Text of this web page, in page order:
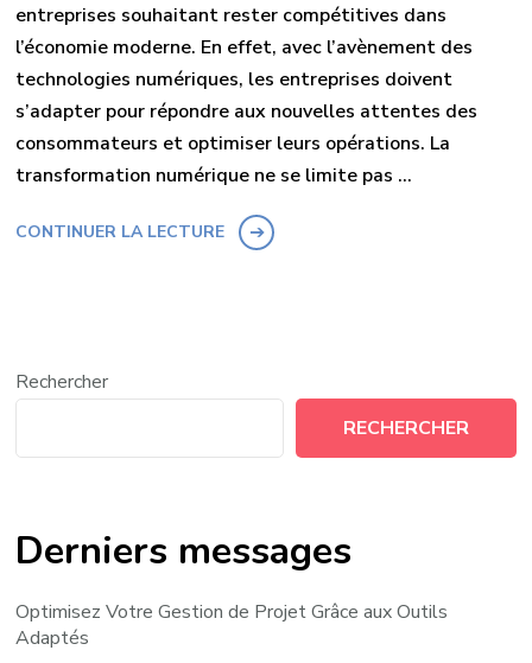
entreprises souhaitant rester compétitives dans
l’économie moderne. En effet, avec l’avènement des
technologies numériques, les entreprises doivent
s’adapter pour répondre aux nouvelles attentes des
consommateurs et optimiser leurs opérations. La
transformation numérique ne se limite pas …
CONTINUER LA LECTURE
Rechercher
RECHERCHER
Derniers messages
Optimisez Votre Gestion de Projet Grâce aux Outils
Adaptés